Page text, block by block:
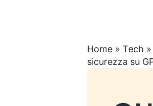
Home »Tech »
sicurezza su